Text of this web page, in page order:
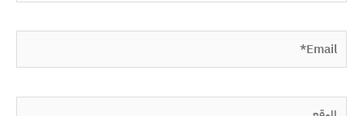
Email*
الموقع